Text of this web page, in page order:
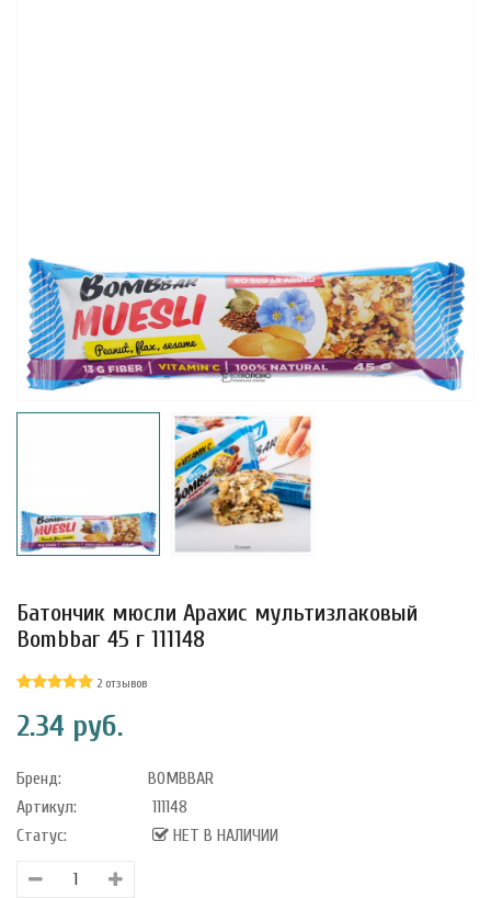
в
Батончик мюсли Арахис мультизлаковый
Bombbar 45 г 111148
2 отзывов
2.34 руб.
Бренд:
BOMBBAR
Артикул:
111148
Статус:
НЕТ В НАЛИЧИИ